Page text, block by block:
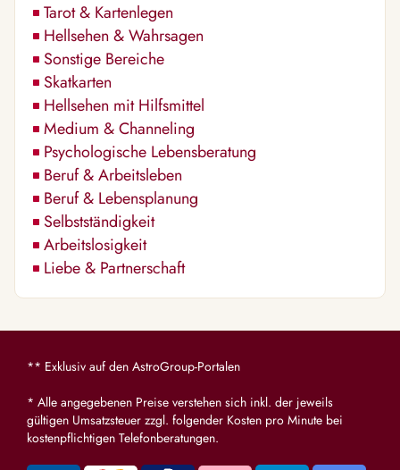
Tarot & Kartenlegen
Hellsehen & Wahrsagen
Sonstige Bereiche
Skatkarten
Hellsehen mit Hilfsmittel
Medium & Channeling
Psychologische Lebensberatung
Beruf & Arbeitsleben
Beruf & Lebensplanung
Selbstständigkeit
Arbeitslosigkeit
Liebe & Partnerschaft
** Exklusiv auf den AstroGroup-Portalen
* Alle angegebenen Preise verstehen sich inkl. der jeweils
gültigen Umsatzsteuer zzgl. folgender Kosten pro Minute bei
kostenpflichtigen Telefonberatungen.